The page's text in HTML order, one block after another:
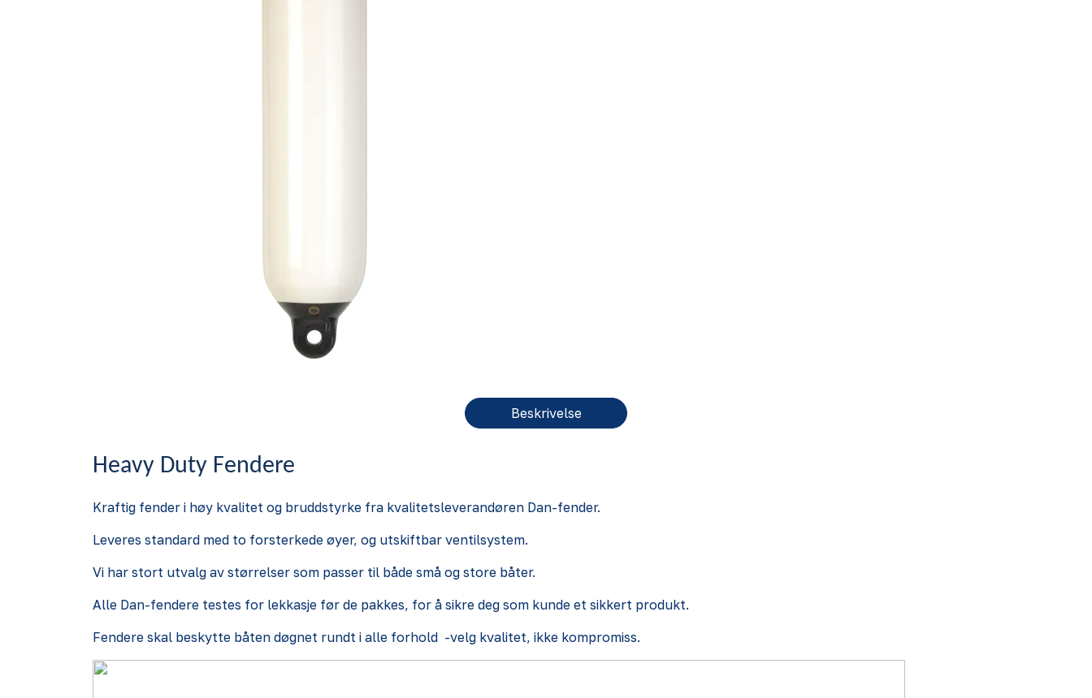
Beskrivelse
Heavy Duty Fendere
Kraftig fender i høy kvalitet og bruddstyrke fra kvalitetsleverandøren Dan-fender.
Leveres standard med to forsterkede øyer, og utskiftbar ventilsystem.
Vi har stort utvalg av størrelser som passer til både små og store båter.
Alle Dan-fendere testes for lekkasje før de pakkes, for å sikre deg som kunde et sikkert produkt.
Fendere skal beskytte båten døgnet rundt i alle forhold -velg kvalitet, ikke kompromiss.